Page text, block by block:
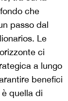
che
passo dal
Le
ci
a lungo
benefici
quella di